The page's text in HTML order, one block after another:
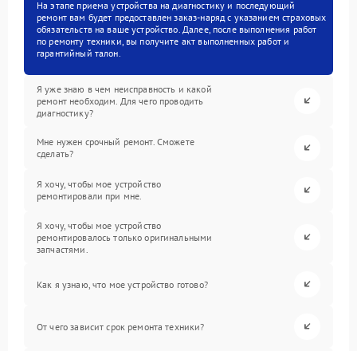
На этапе приема устройства на диагностику и последующий
ремонт вам будет предоставлен заказ-наряд с указанием страховых
обязательств на ваше устройство. Далее, после выполнения работ
по ремонту техники, вы получите акт выполненных работ и
гарантийный талон.
Я уже знаю в чем неисправность и какой
ремонт необходим. Для чего проводить
диагностику?
Мне нужен срочный ремонт. Сможете
сделать?
Я хочу, чтобы мое устройство
ремонтировали при мне.
Я хочу, чтобы мое устройство
ремонтировалось только оригинальными
запчастями.
Как я узнаю, что мое устройство готово?
От чего зависит срок ремонта техники?